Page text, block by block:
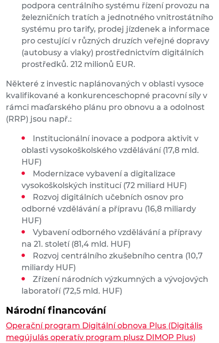
podpora centrálního systému řízení provozu na
železničních tratích a jednotného vnitrostátního
systému pro tarify, prodej jízdenek a informace
pro cestující v různých druzích veřejné dopravy
(autobusy a vlaky) prostřednictvím digitálních
prostředků. 212 milionů EUR.
Některé z investic naplánovaných v oblasti vysoce
kvalifikované a konkurenceschopné pracovní síly v
rámci maďarského plánu pro obnovu a a odolnost
(RRP) jsou např.:
Institucionální inovace a podpora aktivit v
oblasti vysokoškolského vzdělávání (17,8 mld.
HUF)
Modernizace vybavení a digitalizace
vysokoškolských institucí (72 miliard HUF)
Rozvoj digitálních učebních osnov pro
odborné vzdělávání a přípravu (16,8 miliardy
HUF)
Vybavení odborného vzdělávání a přípravy
na 21. století (81,4 mld. HUF)
Rozvoj centrálního zkušebního centra (10,7
miliardy HUF)
Zřízení národních výzkumných a vývojových
laboratoří (72,5 mld. HUF)
Národní financování
Operační program Digitální obnova Plus (Digitális
megújulás operatív program plusz DIMOP Plus)